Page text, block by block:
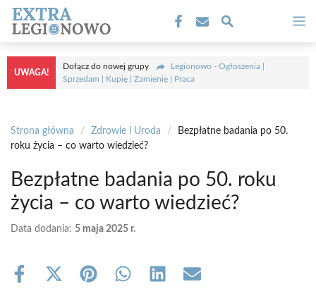
Przejdź
treści
UWAGA!
Dołącz do nowej grupy
Legionowo - Ogłoszenia |
Sprzedam | Kupię | Zamienię | Praca
Strona główna / Zdrowie i Uroda /
Bezpłatne badania po 50.
roku życia – co warto wiedzieć?
Bezpłatne badania po 50. roku
życia – co warto wiedzieć?
Data dodania: 5 maja 2025 r.
Share
Share Share Share Share Share